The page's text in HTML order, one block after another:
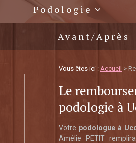
Podologie
Avant/Après
Vous êtes ici : Accueil >
Le
podologie à
Votre podologue à
Amélie PETIT